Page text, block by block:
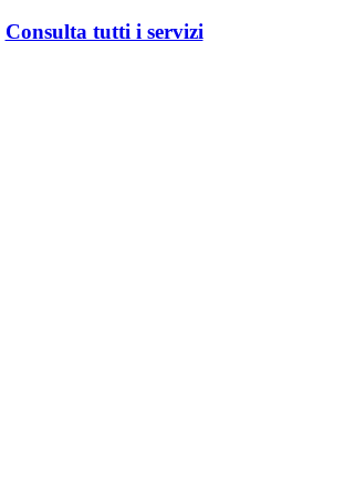
Consulta tutti i servizi